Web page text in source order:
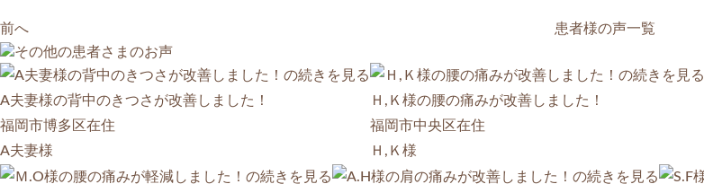
前へ 患者様の声一覧
A夫妻様の背中のきつさが改善しました！
福岡市博多区在住
A夫妻様
Ｈ,Ｋ様の腰の痛みが改善しました！
福岡市中央区在住
Ｈ,Ｋ様